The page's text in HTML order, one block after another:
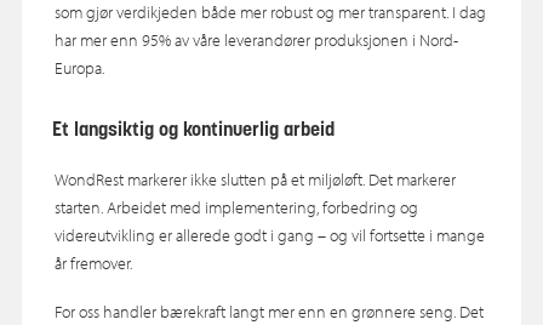
som gjør verdikjeden både mer robust og mer transparent. I dag
har mer enn 95% av våre leverandører produksjonen i Nord-
Europa.
Et langsiktig og kontinuerlig arbeid
WondRest markerer ikke slutten på et miljøløft. Det markerer
starten. Arbeidet med implementering, forbedring og
videreutvikling er allerede godt i gang – og vil fortsette i mange
år fremover.
For oss handler bærekraft langt mer enn en grønnere seng. Det